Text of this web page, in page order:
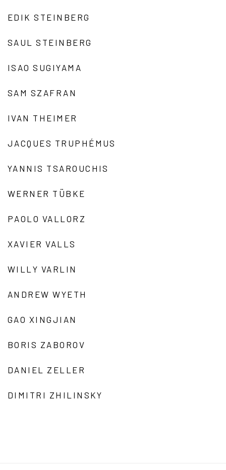
EDIK STEINBERG
SAUL STEINBERG
ISAO SUGIYAMA
SAM SZAFRAN
IVAN THEIMER
JACQUES TRUPHÉMUS
YANNIS TSAROUCHIS
WERNER TÜBKE
PAOLO VALLORZ
XAVIER VALLS
WILLY VARLIN
ANDREW WYETH
GAO XINGJIAN
BORIS ZABOROV
DANIEL ZELLER
DIMITRI ZHILINSKY